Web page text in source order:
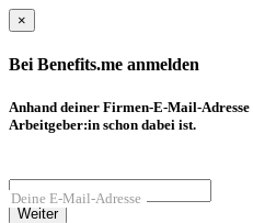
×
Bei Benefits.me anmelden
Anhand deiner Firmen-E-Mail-
Arbeitgeber:in schon dabei ist.
Deine E-Mail-Adresse
Weiter